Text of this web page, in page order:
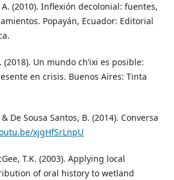
A. (2010). Inflexión decolonial: fuentes,
Popayán, Ecuador: Editorial
(2018). Un mundo ch’ixi es posible:
en crisis. Buenos Aires: Tinta
De Sousa Santos, B. (2014). Conversa
xjgHfSrLnpU
T.K. (2003). Applying local
of oral history to wetland